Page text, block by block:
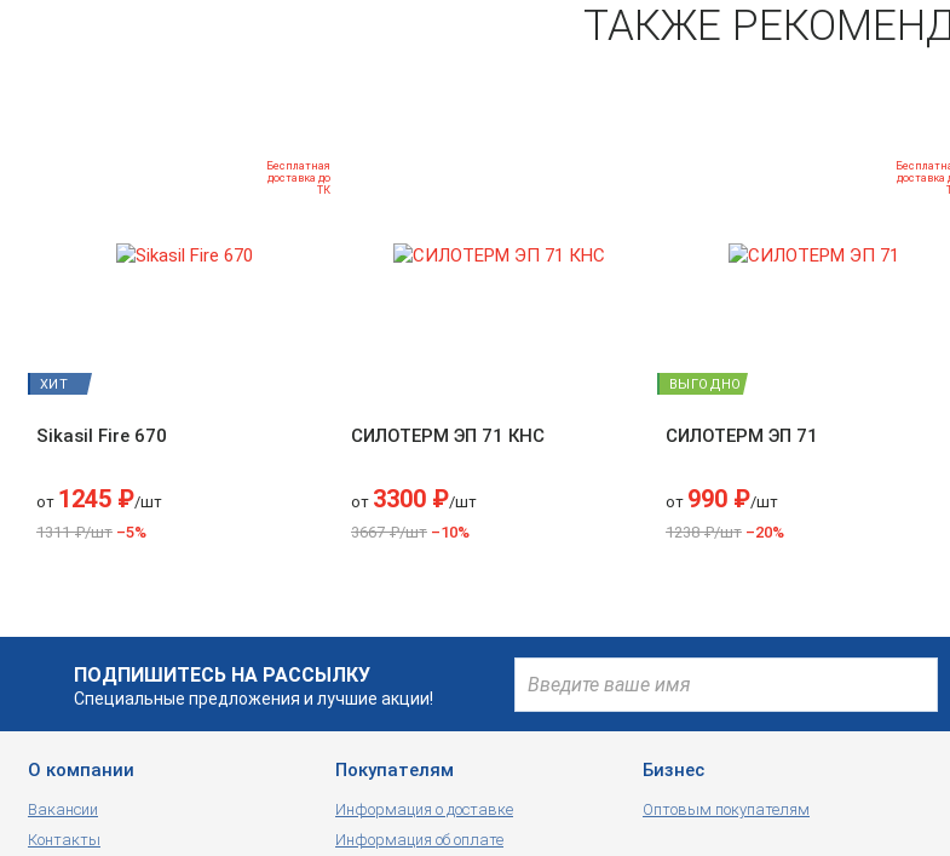
ТАКЖЕ
ХИТ
Бесплатная
доставка до
ТК
Sikasil Fire 670
от 1245 ₽/шт
1311 ₽/шт –5%
СИЛОТЕРМ ЭП 71 КНС
от 3300 ₽/шт
3667 ₽/шт –10%
ВЫГОДНО
доставка
СИЛОТЕРМ ЭП 71
от 990 ₽/шт
1238 ₽/шт –20%
ПОДПИШИТЕСЬ НА РАССЫЛКУ
Специальные предложения и лучшие акции!
О компании
Вакансии
Контакты
Покупателям
Информация о доставке
Информация об оплате
Бизнес
Оптовым покупателям